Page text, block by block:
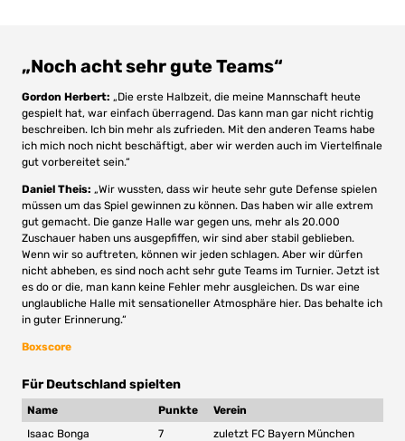
„Noch acht sehr gute Teams“
Gordon Herbert: „Die erste Halbzeit, die meine Mannschaft heute
gespielt hat, war einfach überragend. Das kann man gar nicht richtig
beschreiben. Ich bin mehr als zufrieden. Mit den anderen Teams habe
ich mich noch nicht beschäftigt, aber wir werden auch im Viertelfinale
gut vorbereitet sein.“
Daniel Theis: „Wir wussten, dass wir heute sehr gute Defense spielen
müssen um das Spiel gewinnen zu können. Das haben wir alle extrem
gut gemacht. Die ganze Halle war gegen uns, mehr als 20.000
Zuschauer haben uns ausgepfiffen, wir sind aber stabil geblieben.
Wenn wir so auftreten, können wir jeden schlagen. Aber wir dürfen
nicht abheben, es sind noch acht sehr gute Teams im Turnier. Jetzt ist
es do or die, man kann keine Fehler mehr ausgleichen. Ds war eine
unglaubliche Halle mit sensationeller Atmosphäre hier. Das behalte ich
in guter Erinnerung.“
Boxscore
Für Deutschland spielten
Name Punkte
Verein
Isaac Bonga
7
zuletzt FC Bayern München